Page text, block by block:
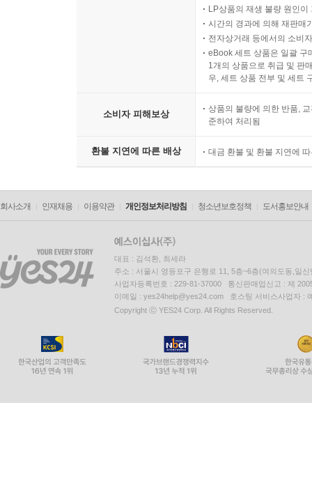
LP상품의 재생 불량 원인
시간의 경과에 의해 재판매
전자상거래 등에서의 소비
eBook 세트 상품은 일괄 구
1개의 상품으로 취급 및 판
우, 세트 상품 전부 및 세트
소비자 피해보상
상품의 불량에 의한 반품,
준하여 처리됨
환불 지연에 따른 배상 대금 환불 및 환불 지연에
회사소개 인재채용 이용약관 개인정보처리방침 청소년보호정책 도서홍보안내
대표 : 김석환, 최세라
주소 : 서울시 영등포구 은행로 11, 5층~6층(여의도동,일신
사업자등록번호 : 229-81-37000 통신판매업신고 : 제
이메일 : yes24help@yes24.com 호스팅 서비스사업자 :
Copyright ⓒ YES24 Corp. All Rights Reserved.